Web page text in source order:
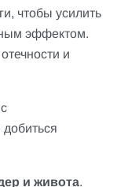
чтобы усилить
эффектом.
и
и живота.